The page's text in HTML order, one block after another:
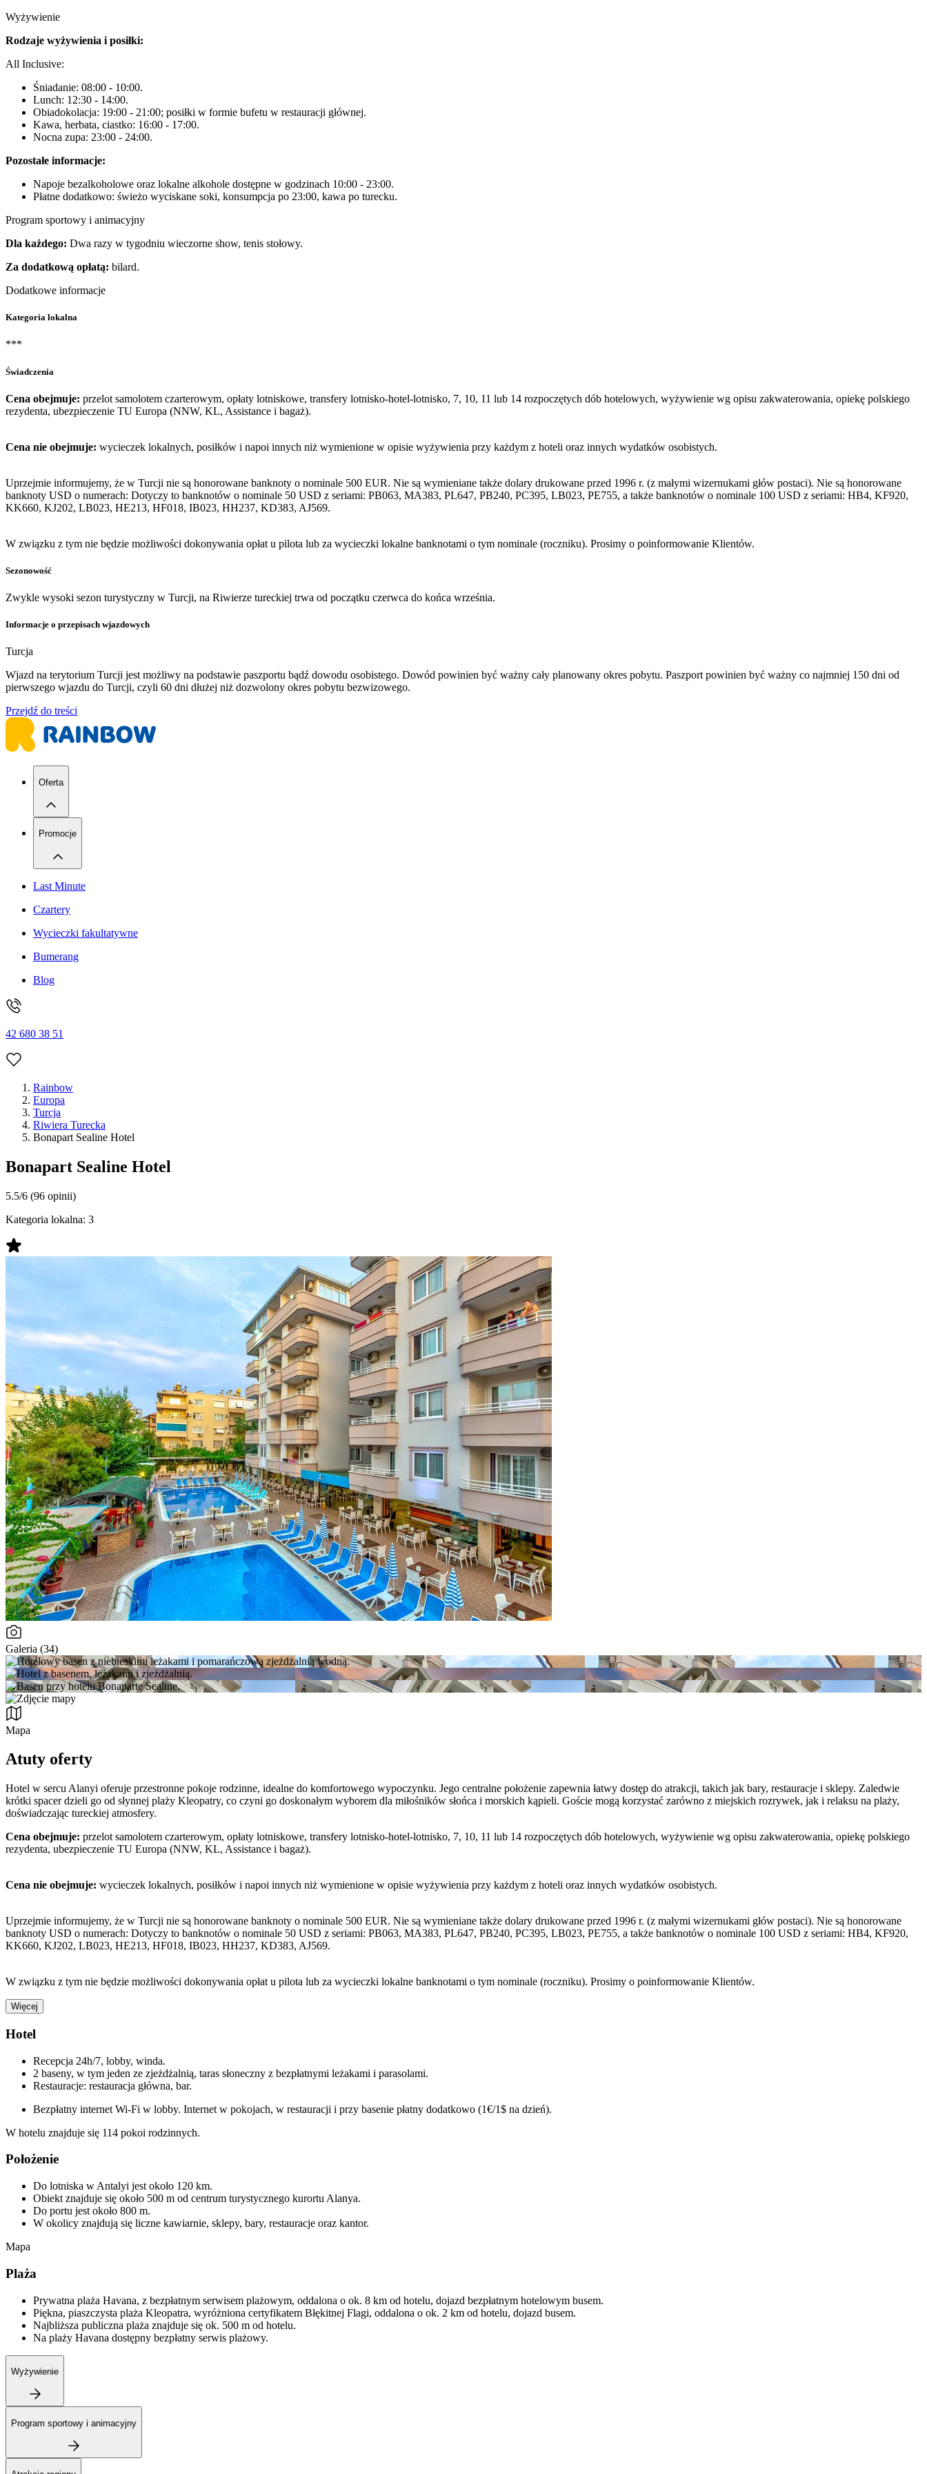
Wyżywienie
Rodzaje wyżywienia i posiłki:
All Inclusive:
Śniadanie: 08:00 - 10:00.
Lunch: 12:30 - 14:00.
Obiadokolacja: 19:00 - 21:00; posiłki w formie bufetu w restauracji głównej.
Kawa, herbata, ciastko: 16:00 - 17:00.
Nocna zupa: 23:00 - 24:00.
Pozostałe informacje:
Napoje bezalkoholowe oraz lokalne alkohole dostępne w godzinach 10:00 - 23:00.
Płatne dodatkowo: świeżo wyciskane soki, konsumpcja po 23:00, kawa po turecku.
Program sportowy i animacyjny
Dla każdego: Dwa razy w tygodniu wieczorne show, tenis stołowy.
Za dodatkową opłatą: bilard.
Dodatkowe informacje
Kategoria lokalna
***
Świadczenia
Cena obejmuje: przelot samolotem czarterowym, opłaty lotniskowe, transfery lotnisko-hotel-lotnisko, 7, 10, 11 lub 14 rozpoczętych dób hotelowych, wyżywienie wg opisu zakwaterowania, opiekę polskiego
rezydenta, ubezpieczenie TU Europa (NNW, KL, Assistance i bagaż).
Cena nie obejmuje: wycieczek lokalnych, posiłków i napoi innych niż wymienione w opisie wyżywienia przy każdym z hoteli oraz innych wydatków osobistych.
Uprzejmie informujemy, że w Turcji nie są honorowane banknoty o nominale 500 EUR. Nie są wymieniane także dolary drukowane przed 1996 r. (z małymi wizernukami głów postaci). Nie są honorowane
banknoty USD o numerach: Dotyczy to banknotów o nominale 50 USD z seriami: PB063, MA383, PL647, PB240, PC395, LB023, PE755, a także banknotów o nominale 100 USD z seriami: HB4, KF920,
KK660, KJ202, LB023, HE213, HF018, IB023, HH237, KD383, AJ569.
W związku z tym nie będzie możliwości dokonywania opłat u pilota lub za wycieczki lokalne banknotami o tym nominale (roczniku). Prosimy o poinformowanie Klientów.
Sezonowość
Zwykle wysoki sezon turystyczny w Turcji, na Riwierze tureckiej trwa od początku czerwca do końca września.
Informacje o przepisach wjazdowych
Turcja
Wjazd na terytorium Turcji jest możliwy na podstawie paszportu bądź dowodu osobistego. Dowód powinien być ważny cały planowany okres pobytu. Paszport powinien być ważny co najmniej 150 dni od
pierwszego wjazdu do Turcji, czyli 60 dni dłużej niż dozwolony okres pobytu bezwizowego.
Przejdź do treści
Oferta
Promocje
Last Minute
Czartery
Wycieczki fakultatywne
Bumerang
Blog
42 680 38 51
Rainbow
Europa
Turcja
Riwiera Turecka
Bonapart Sealine Hotel
Bonapart Sealine Hotel
5.5/6 (96 opinii)
Kategoria lokalna: 3
Galeria (34)
Mapa
Atuty oferty
Hotel w sercu Alanyi oferuje przestronne pokoje rodzinne, idealne do komfortowego wypoczynku. Jego centralne położenie zapewnia łatwy dostęp do atrakcji, takich jak bary, restauracje i sklepy. Zaledwie
krótki spacer dzieli go od słynnej plaży Kleopatry, co czyni go doskonałym wyborem dla miłośników słońca i morskich kąpieli. Goście mogą korzystać zarówno z miejskich rozrywek, jak i relaksu na plaży,
doświadczając tureckiej atmosfery.
Cena obejmuje: przelot samolotem czarterowym, opłaty lotniskowe, transfery lotnisko-hotel-lotnisko, 7, 10, 11 lub 14 rozpoczętych dób hotelowych, wyżywienie wg opisu zakwaterowania, opiekę polskiego
rezydenta, ubezpieczenie TU Europa (NNW, KL, Assistance i bagaż).
Cena nie obejmuje: wycieczek lokalnych, posiłków i napoi innych niż wymienione w opisie wyżywienia przy każdym z hoteli oraz innych wydatków osobistych.
Uprzejmie informujemy, że w Turcji nie są honorowane banknoty o nominale 500 EUR. Nie są wymieniane także dolary drukowane przed 1996 r. (z małymi wizernukami głów postaci). Nie są honorowane
banknoty USD o numerach: Dotyczy to banknotów o nominale 50 USD z seriami: PB063, MA383, PL647, PB240, PC395, LB023, PE755, a także banknotów o nominale 100 USD z seriami: HB4, KF920,
KK660, KJ202, LB023, HE213, HF018, IB023, HH237, KD383, AJ569.
W związku z tym nie będzie możliwości dokonywania opłat u pilota lub za wycieczki lokalne banknotami o tym nominale (roczniku). Prosimy o poinformowanie Klientów.
Więcej
Hotel
Recepcja 24h/7, lobby, winda.
2 baseny, w tym jeden ze zjeżdżalnią, taras słoneczny z bezpłatnymi leżakami i parasolami.
Restauracje: restauracja główna, bar.
Bezpłatny internet Wi-Fi w lobby. Internet w pokojach, w restauracji i przy basenie płatny dodatkowo (1€/1$ na dzień).
W hotelu znajduje się 114 pokoi rodzinnych.
Położenie
Do lotniska w Antalyi jest około 120 km.
Obiekt znajduje się około 500 m od centrum turystycznego kurortu Alanya.
Do portu jest około 800 m.
W okolicy znajdują się liczne kawiarnie, sklepy, bary, restauracje oraz kantor.
Mapa
Plaża
Prywatna plaża Havana, z bezpłatnym serwisem plażowym, oddalona o ok. 8 km od hotelu, dojazd bezpłatnym hotelowym busem.
Piękna, piaszczysta plaża Kleopatra, wyróżniona certyfikatem Błękitnej Flagi, oddalona o ok. 2 km od hotelu, dojazd busem.
Najbliższa publiczna plaża znajduje się ok. 500 m od hotelu.
Na plaży Havana dostępny bezpłatny serwis plażowy.
Wyżywienie
Program sportowy i animacyjny